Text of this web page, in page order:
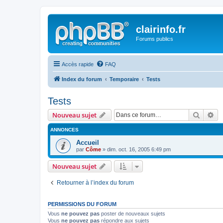
clairinfo.fr
Forums publics
Accès rapide FAQ
Index du forum Temporaire Tests
Tests
Nouveau sujet
ANNONCES
Accueil
par Côme » dim. oct. 16, 2005 6:49 pm
Nouveau sujet
Retourner à l’index du forum
PERMISSIONS DU FORUM
Vous ne pouvez pas poster de nouveaux sujets
Vous ne pouvez pas répondre aux sujets